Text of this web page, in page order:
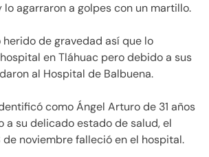
lo agarraron a golpes con un martillo.
herido de gravedad así que lo
en Tláhuac pero debido a sus
al Hospital de Balbuena.
como Ángel Arturo de 31 años
a su delicado estado de salud, el
noviembre falleció en el hospital.